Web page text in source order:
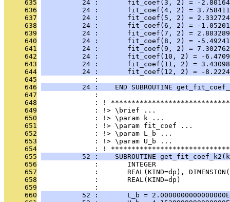
     635
24 :       fit_coef(3, 2) = -
     636
24 :       fit_coef(4, 2) =
     637
24 :       fit_coef(5, 2) =
     638
24 :       fit_coef(6, 2) = -
     639
24 :       fit_coef(7, 2) =
     640
24 :       fit_coef(8, 2) = -
     641
24 :       fit_coef(9, 2) =
     642
24 :       fit_coef(10, 2) = -
     643
24 :       fit_coef(11, 2) =
     644
24 :       fit_coef(12, 2) = -
     645
              :
     646
24 :    END SUBROUTINE
     647
              :
     648
: !
     649
              : !> \brief ...
     650
              : !> \param k ...
     651
              : !> \param fit_coef ...
     652
              : !> \param L_b ...
     653
              : !> \param U_b ...
     654
: !
     655
52 :    SUBROUTINE
     656
:       INTEGER
     657
:       REAL(KIND=dp),
     658
:       REAL(KIND=dp)
     659
              :
     660
52 :       L_b =